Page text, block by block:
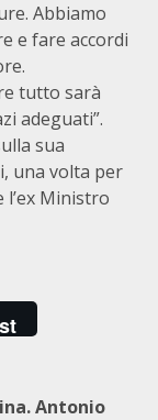
Abbiamo
e fare accordi
tutto sarà
adeguati”.
sua
una volta per
Ministro
Antonio